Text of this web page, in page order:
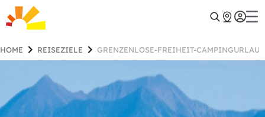
HOME REISEZIELE GRENZENLOSE-FREIHEIT-